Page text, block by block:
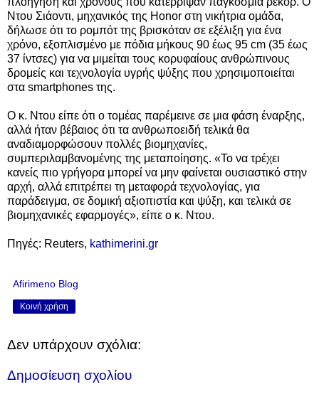
Ντου Σιάοντι, μηχανικός της Honor στη νικήτρια ομάδα,
δήλωσε ότι το ρομπότ της βρισκόταν σε εξέλιξη για ένα
χρόνο, εξοπλισμένο με πόδια μήκους 90 έως 95 cm (35 έως
37 ίντσες) για να μιμείται τους κορυφαίους ανθρώπινους
δρομείς και τεχνολογία υγρής ψύξης που χρησιμοποιείται
στα smartphones της.
Ο κ. Ντου είπε ότι ο τομέας παρέμεινε σε μια φάση έναρξης,
αλλά ήταν βέβαιος ότι τα ανθρωποειδή τελικά θα
αναδιαμορφώσουν πολλές βιομηχανίες,
συμπεριλαμβανομένης της μεταποίησης. «Το να τρέχει
κανείς πιο γρήγορα μπορεί να μην φαίνεται ουσιαστικό στην
αρχή, αλλά επιτρέπει τη μεταφορά τεχνολογίας, για
παράδειγμα, σε δομική αξιοπιστία και ψύξη, και τελικά σε
βιομηχανικές εφαρμογές», είπε ο κ. Ντου.
Πηγές: Reuters, kathimerini.gr
Afirimeno Blog
Κοινή χρήση
Δεν υπάρχουν σχόλια:
Δημοσίευση σχολίου